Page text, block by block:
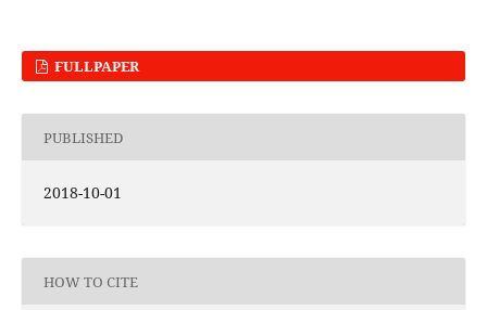
FULLPAPER
PUBLISHED
2018-10-01
HOW TO CITE